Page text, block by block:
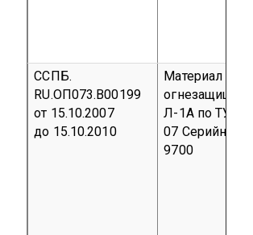
ССПБ.
RU.ОП073.В00199
от 15.10.2007
до 15.10.2010
Материал
Л-1А по ТУ
07 Серийный
9700